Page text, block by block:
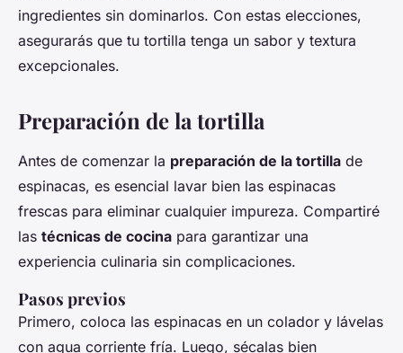
ingredientes sin dominarlos. Con estas elecciones,
asegurarás que tu tortilla tenga un sabor y textura
excepcionales.
Preparación de la tortilla
Antes de comenzar la preparación de la tortilla de
espinacas, es esencial lavar bien las espinacas
frescas para eliminar cualquier impureza. Compartiré
las técnicas de cocina para garantizar una
experiencia culinaria sin complicaciones.
Pasos previos
Primero, coloca las espinacas en un colador y lávelas
con agua corriente fría. Luego, sécalas bien